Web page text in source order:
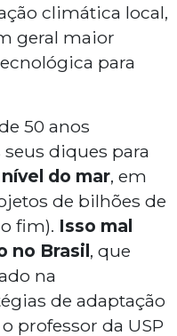
climática local,
geral maior
para
50 anos
diques para
do mar, em
de bilhões de
fim). Isso mal
no Brasil, que
na
de adaptação
professor da USP